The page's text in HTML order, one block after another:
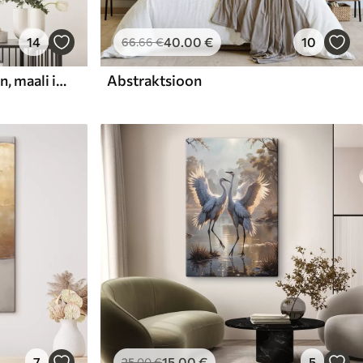
14
Abstraktne kompositsioon, maali imitatsioon
66.66€40.00€ 10
Abstraktsioon